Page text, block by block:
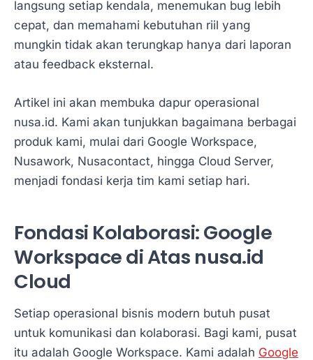
langsung setiap kendala, menemukan bug lebih
cepat, dan memahami kebutuhan riil yang
mungkin tidak akan terungkap hanya dari laporan
atau feedback eksternal.
Artikel ini akan membuka dapur operasional
nusa.id. Kami akan tunjukkan bagaimana berbagai
produk kami, mulai dari Google Workspace,
Nusawork, Nusacontact, hingga Cloud Server,
menjadi fondasi kerja tim kami setiap hari.
Fondasi Kolaborasi: Google
Workspace di Atas nusa.id
Cloud
Setiap operasional bisnis modern butuh pusat
untuk komunikasi dan kolaborasi. Bagi kami, pusat
itu adalah Google Workspace. Kami adalah Google